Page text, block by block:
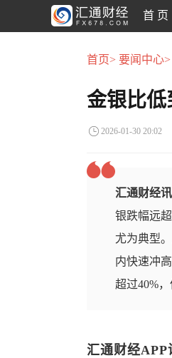
首 页
首页> 要闻中心>
金银比低
2026-01-30 20:02
汇通财经
银跌幅远
尤为典型
内快速冲
超过40%
汇通财经